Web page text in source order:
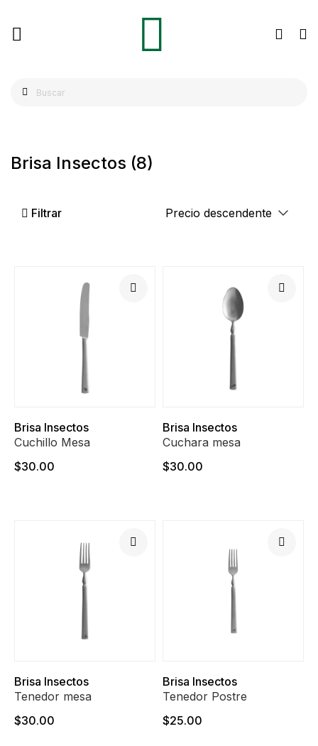
Brisa Insectos (8)
Filtrar
Brisa Insectos
Cuchillo Mesa
$30.00
Brisa Insectos
Cuchara mesa
$30.00
Brisa Insectos
Tenedor mesa
$30.00
Brisa Insectos
Tenedor Postre
$25.00